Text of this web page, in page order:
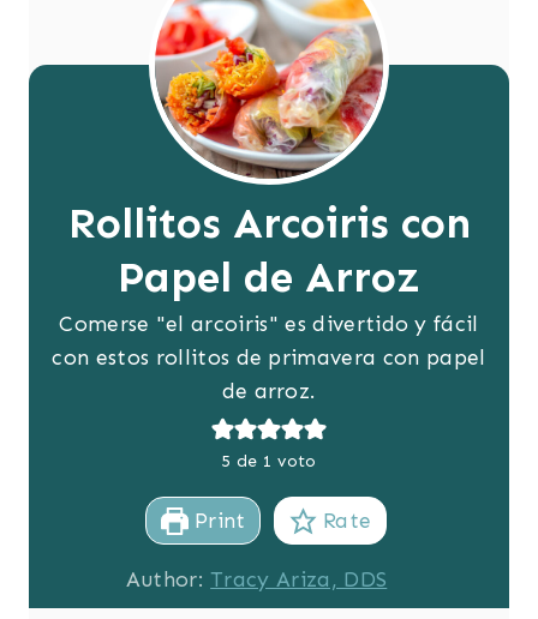
Rollitos Arcoiris con
Papel de Arroz
Comerse "el arcoiris" es divertido y fácil
con estos rollitos de primavera con papel
de arroz.
5 de 1 voto
Print Rate
Author:Tracy Ariza, DDS